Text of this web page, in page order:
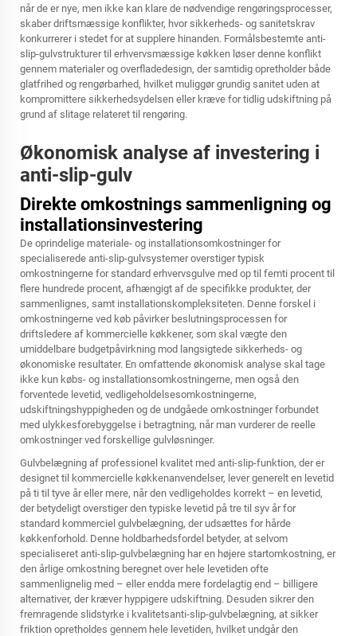
når de er nye, men ikke kan klare de nødvendige rengøringsprocesser,
skaber driftsmæssige konflikter, hvor sikkerheds- og sanitetskrav
konkurrerer i stedet for at supplere hinanden. Formålsbestemte anti-
slip-gulvstrukturer til erhvervsmæssige køkken løser denne konflikt
gennem materialer og overfladedesign, der samtidig opretholder både
glatfrihed og rengørbarhed, hvilket muliggør grundig sanitet uden at
kompromittere sikkerhedsydelsen eller kræve for tidlig udskiftning på
grund af slitage relateret til rengøring.
Økonomisk analyse af investering i
anti-slip-gulv
Direkte omkostnings sammenligning og
installationsinvestering
De oprindelige materiale- og installationsomkostninger for
specialiserede anti-slip-gulvsystemer overstiger typisk
omkostningerne for standard erhvervsgulve med op til femti procent til
flere hundrede procent, afhængigt af de specifikke produkter, der
sammenlignes, samt installationskompleksiteten. Denne forskel i
omkostningerne ved køb påvirker beslutningsprocessen for
driftsledere af kommercielle køkkener, som skal vægte den
umiddelbare budgetpåvirkning mod langsigtede sikkerheds- og
økonomiske resultater. En omfattende økonomisk analyse skal tage
ikke kun købs- og installationsomkostningerne, men også den
forventede levetid, vedligeholdelsesomkostningerne,
udskiftningshyppigheden og de undgåede omkostninger forbundet
med ulykkesforebyggelse i betragtning, når man vurderer de reelle
omkostninger ved forskellige gulvløsninger.
Gulvbelægning af professionel kvalitet med anti-slip-funktion, der er
designet til kommercielle køkkenanvendelser, lever generelt en levetid
på ti til tyve år eller mere, når den vedligeholdes korrekt – en levetid,
der betydeligt overstiger den typiske levetid på tre til syv år for
standard kommerciel gulvbelægning, der udsættes for hårde
køkkenforhold. Denne holdbarhedsfordel betyder, at selvom
specialiseret anti-slip-gulvbelægning har en højere startomkostning, er
den årlige omkostning beregnet over hele levetiden ofte
sammenlignelig med – eller endda mere fordelagtig end – billigere
alternativer, der kræver hyppigere udskiftning. Desuden sikrer den
fremragende slidstyrke i kvalitetsanti-slip-gulvbelægning, at sikker
friktion opretholdes gennem hele levetiden, hvilket undgår den